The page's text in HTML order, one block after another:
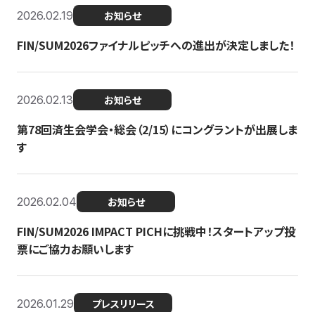
2026.02.19 お知らせ
FIN/SUM2026ファイナルピッチへの進出が決定しました！
2026.02.13 お知らせ
第78回済生会学会・総会（2/15）にコングラントが出展しま
す
2026.02.04 お知らせ
FIN/SUM2026 IMPACT PICHに挑戦中！スタートアップ投
票にご協力お願いします
2026.01.29 プレスリリース